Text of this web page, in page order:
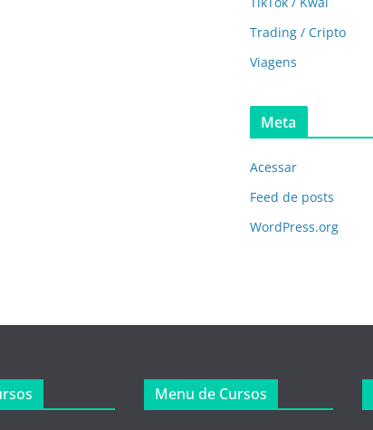
Trading / Cripto
Viagens
Meta
Acessar
Feed de posts
WordPress.org
Menu de Cursos